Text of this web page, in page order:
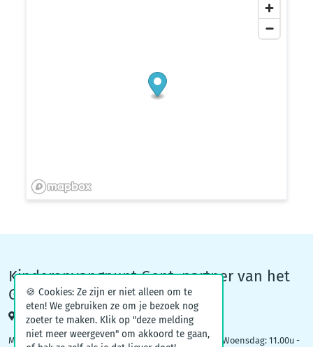
Kinderopvangpunt Gent, partner van het
Groeiteam
Woodrow Wilsonplein 1, 9000 Gent
Maandag: 09.00u – 12.30u | Dinsdag: 16.30u - 19.00u | Woensdag: 11.00u -
🍪 Cookies: Ze zijn er niet alleen om te
eten! We gebruiken ze om je bezoek nog
zoeter te maken. Klik op "deze melding
niet meer weergeven" om akkoord te gaan,